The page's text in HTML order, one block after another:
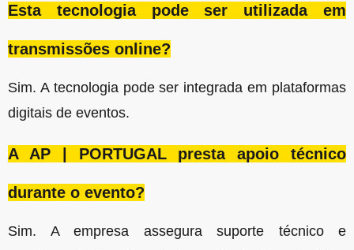
Esta tecnologia pode ser utilizada em
transmissões online?
Sim. A tecnologia pode ser integrada em plataformas
digitais de eventos.
A AP | PORTUGAL presta apoio técnico
durante o evento?
Sim. A empresa assegura suporte técnico e